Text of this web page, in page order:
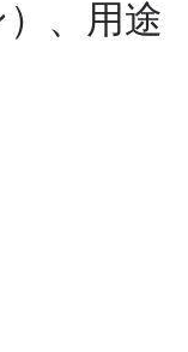
、用途